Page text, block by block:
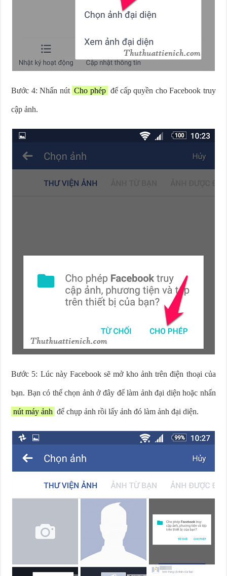
Bước 4: Nhấn nút Cho phép để cấp quyền cho Facebook truy
cập ảnh.
Bước 5: Lúc này Facebook sẽ mở kho ảnh trên điện thoại của
bạn. Bạn có thể chọn ảnh ở đây để làm ảnh đại diện hoặc nhấn
nút máy ảnh để chụp ảnh rồi lấy ảnh đó làm ảnh đại diện.